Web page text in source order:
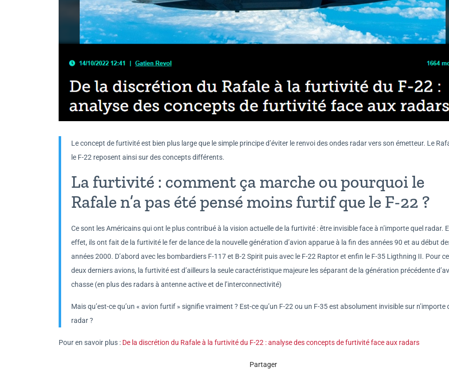
Le concept de furtivité est bien plus large que le simple principe d’éviter le renvoi des ondes radar vers son émetteur. Le
le F-22 reposent ainsi sur des concepts différents.
La furtivité : comment ça marche ou pourquoi le
Rafale n’a pas été pensé moins furtif que le F-22 ?
Ce sont les Américains qui ont le plus contribué à la vision actuelle de la furtivité : être invisible face à n’importe quel radar.
effet, ils ont fait de la furtivité le fer de lance de la nouvelle génération d’avion apparue à la fin des années 90 et au début
années 2000. D’abord avec les bombardiers F-117 et B-2 Spirit puis avec le F-22 Raptor et enfin le F-35 Ligthning II. Pour
deux derniers avions, la furtivité est d’ailleurs la seule caractéristique majeure les séparant de la génération précédente
chasse (en plus des radars à antenne active et de l’interconnectivité)
Mais qu’est-ce qu’un « avion furtif » signifie vraiment ? Est-ce qu’un F-22 ou un F-35 est absolument invisible sur n’importe
radar ?
Pour en savoir plus : De la discrétion du Rafale à la furtivité du F-22 : analyse des concepts de furtivité face aux radars
Partager